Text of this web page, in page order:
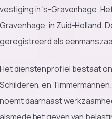
vestiging in 's-Gravenhage.
Gravenhage, in Zuid-Holland.
geregistreerd als
Het dienstenprofiel bestaat
Schilderen, en
noemt daarnaast
alsmede het geven van